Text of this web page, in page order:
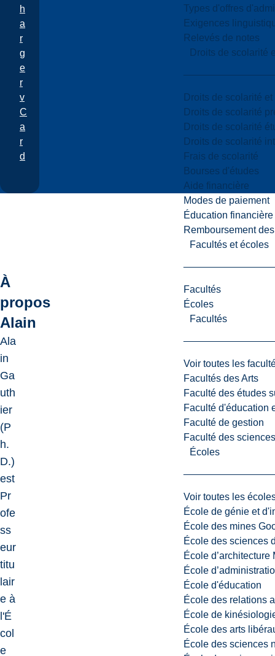
Types d'offres
Exigences
Relevés de notes
Droits de scolarité
Droits de scolarité
Droits de scolarité
Droits de scolarité
Droits de scolarité
Frais de scolarité
Bourses d'études
Aide financière
Modes de paiement
Éducation financière
Remboursement
Facultés et écoles
Facultés
Écoles
Facultés
Voir toutes les
Facultés des Arts
Faculté des études
Faculté d'éducation
Faculté de gestion
Faculté des
Écoles
Voir toutes les
École de génie et
École des mines
École des sciences
École d’architecture
École
École d'éducation
École des relations
École de
École des arts
École des sciences
h
a
r
g
e
r
v
C
a
r
d
À
propos
Alain
Ala
in
Ga
uth
ier
(P
h.
D.)
est
Pr
ofe
ss
eur
titu
lair
e à
l'É
col
e